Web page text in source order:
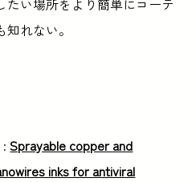
い場所をより簡単にコーテ
れない。
:Sprayable copper and
inks for antiviral